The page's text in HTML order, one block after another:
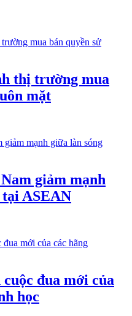
thị trường mua
mặt
giảm mạnh
tại ASEAN
đua mới của
học